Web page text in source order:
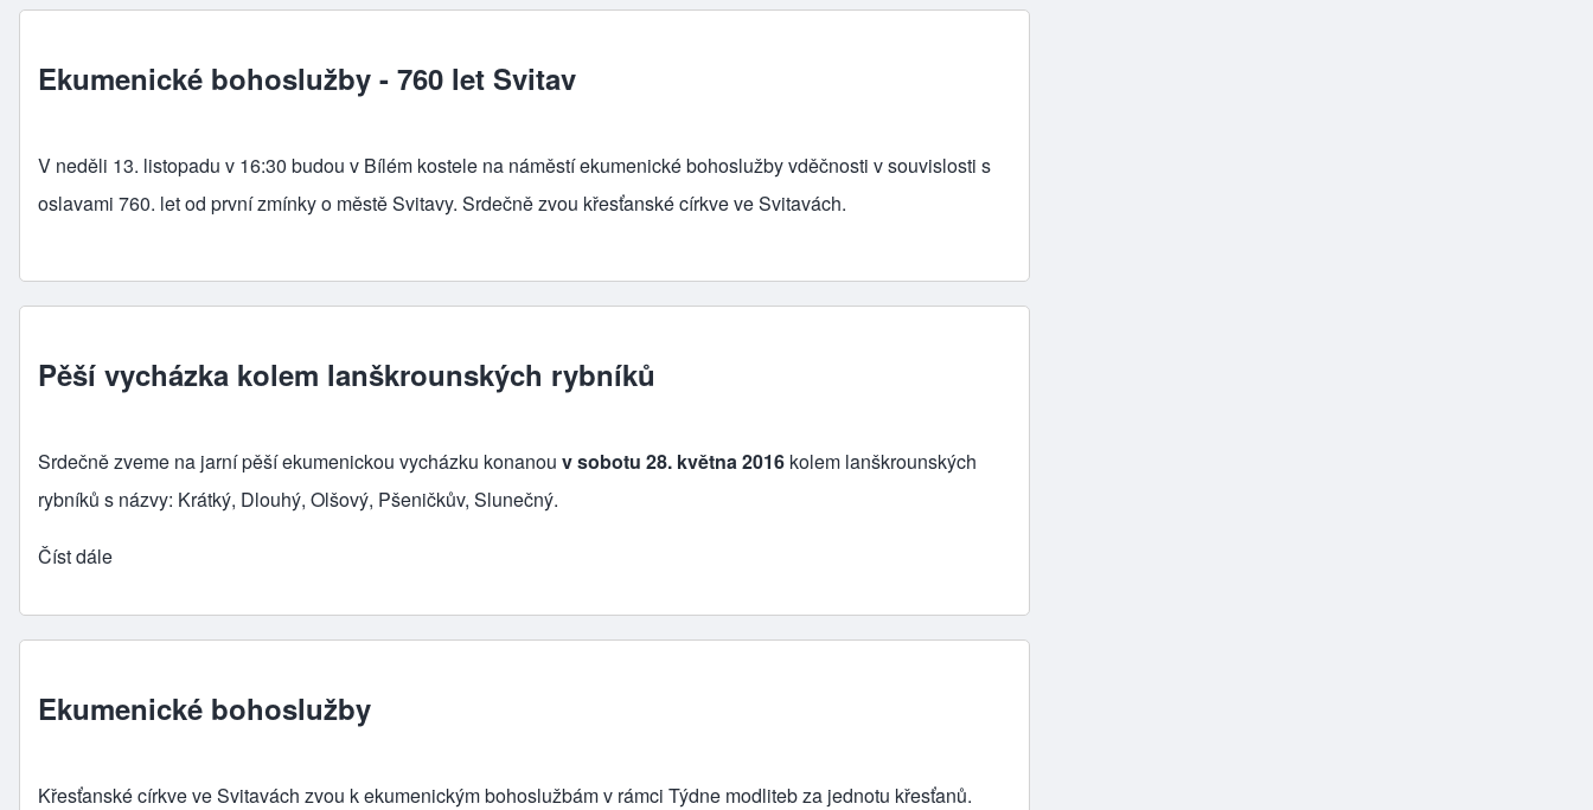
Ekumenické bohoslužby - 760 let Svitav
V neděli 13. listopadu v 16:30 budou v Bílém kostele na náměstí ekumenické bohoslužby vděčnosti v souvislosti s
oslavami 760. let od první zmínky o městě Svitavy. Srdečně zvou křesťanské církve ve Svitavách.
Pěší vycházka kolem lanškrounských rybníků
Srdečně zveme na jarní pěší ekumenickou vycházku konanou v sobotu 28. května 2016 kolem lanškrounských
rybníků s názvy: Krátký, Dlouhý, Olšový, Pšeničkův, Slunečný.
Číst dále
Ekumenické bohoslužby
Křesťanské církve ve Svitavách zvou k ekumenickým bohoslužbám v rámci Týdne modliteb za jednotu křesťanů.